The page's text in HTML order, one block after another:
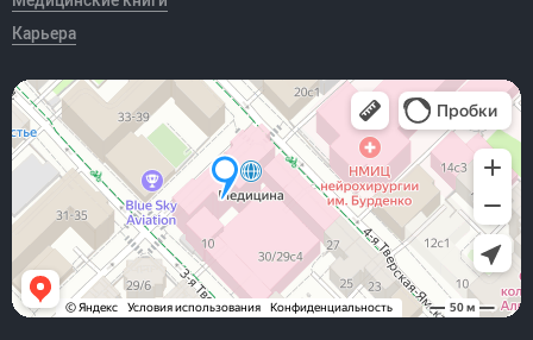
Карьера